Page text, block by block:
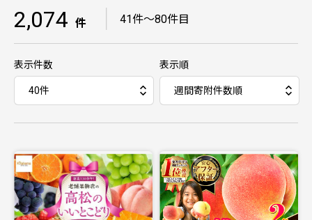
2,074 件 41件〜80件目
表示件数 表示順